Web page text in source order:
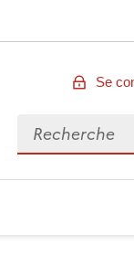
Se
Rechercher des